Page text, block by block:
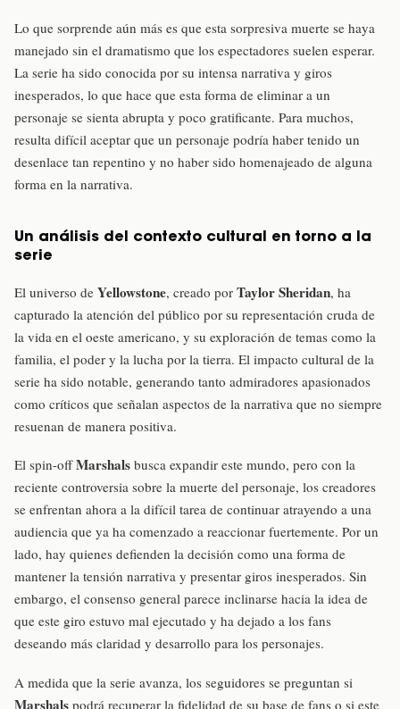
Lo que sorprende aún más es que esta sorpresiva muerte se haya
manejado sin el dramatismo que los espectadores suelen esperar.
La serie ha sido conocida por su intensa narrativa y giros
inesperados, lo que hace que esta forma de eliminar a un
personaje se sienta abrupta y poco gratificante. Para muchos,
resulta difícil aceptar que un personaje podría haber tenido un
desenlace tan repentino y no haber sido homenajeado de alguna
forma en la narrativa.
Un análisis del contexto cultural en torno a la
serie
El universo de Yellowstone, creado por Taylor Sheridan, ha
capturado la atención del público por su representación cruda de
la vida en el oeste americano, y su exploración de temas como la
familia, el poder y la lucha por la tierra. El impacto cultural de la
serie ha sido notable, generando tanto admiradores apasionados
como críticos que señalan aspectos de la narrativa que no siempre
resuenan de manera positiva.
El spin-offMarshals busca expandir este mundo, pero con la
reciente controversia sobre la muerte del personaje, los creadores
se enfrentan ahora a la difícil tarea de continuar atrayendo a una
audiencia que ya ha comenzado a reaccionar fuertemente. Por un
lado, hay quienes defienden la decisión como una forma de
mantener la tensión narrativa y presentar giros inesperados. Sin
embargo, el consenso general parece inclinarse hacia la idea de
que este giro estuvo mal ejecutado y ha dejado a los fans
deseando más claridad y desarrollo para los personajes.
A medida que la serie avanza, los seguidores se preguntan si
Marshals podrá recuperar la fidelidad de su base de fans o si este